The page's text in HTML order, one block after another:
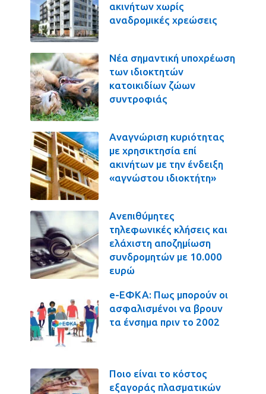
ακινήτων χωρίς
αναδρομικές χρεώσεις
Νέα σημαντική υποχρέωση
των ιδιοκτητών
κατοικιδίων ζώων
συντροφιάς
Αναγνώριση κυριότητας
με χρησικτησία επί
ακινήτων με την ένδειξη
«αγνώστου ιδιοκτήτη»
Ανεπιθύμητες
τηλεφωνικές κλήσεις και
ελάχιστη αποζημίωση
συνδρομητών με 10.000
ευρώ
e-ΕΦΚΑ: Πως μπορούν οι
ασφαλισμένοι να βρουν
τα ένσημα πριν το 2002
Ποιο είναι το κόστος
εξαγοράς πλασματικών